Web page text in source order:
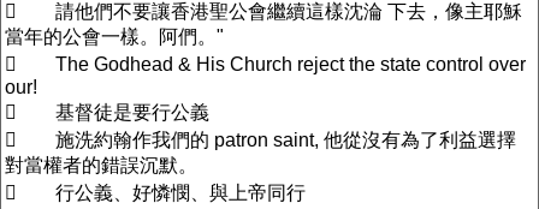
 請他們不要讓香港聖公會繼續這樣沈淪 下去，像主耶穌
當年的公會一樣。阿們。"
 The Godhead & His Church reject the state control over
our!
 基督徒是要行公義
 施洗約翰作我們的 patron saint, 他從沒有為了利益選擇
對當權者的錯誤沉默。
 行公義、好憐憫、與上帝同行